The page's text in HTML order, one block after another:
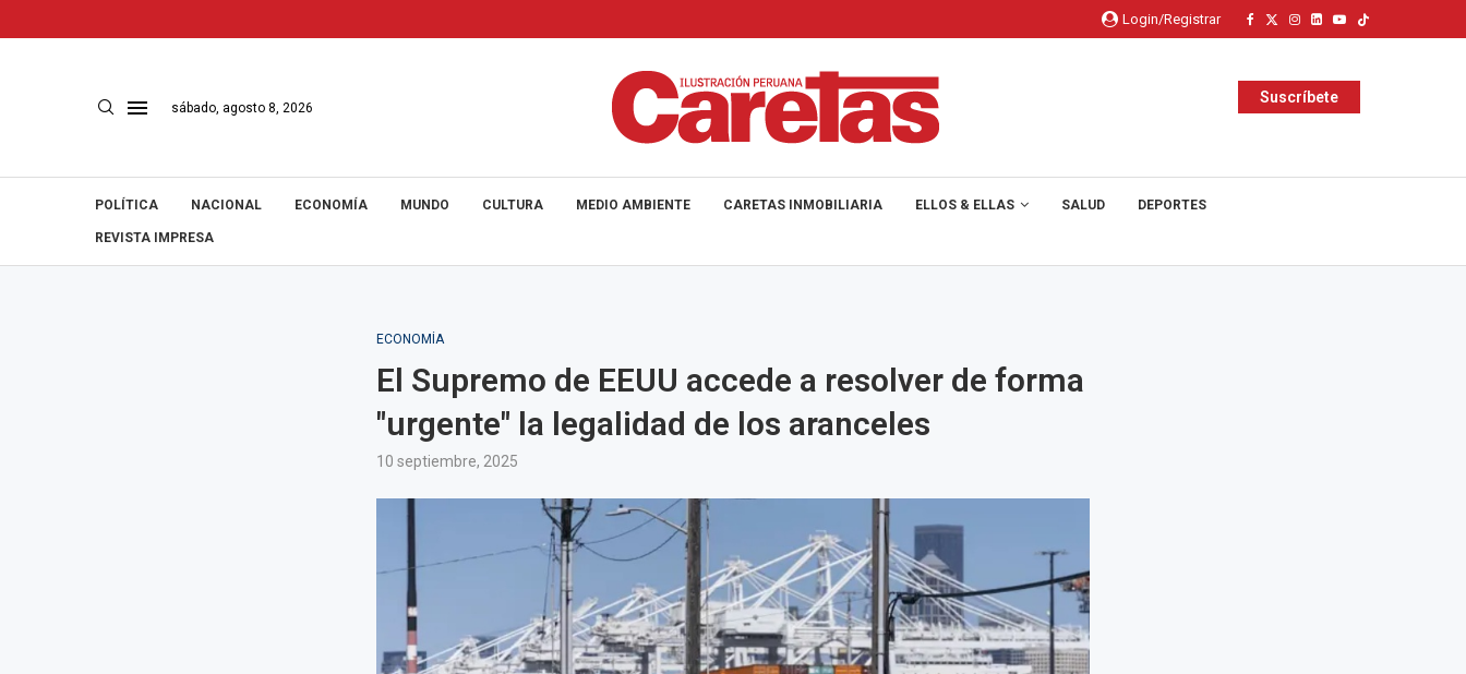
Login/Registrar
sábado, agosto 8, 2026
Suscríbete
POLÍTICA NACIONAL ECONOMÍA MUNDO CULTURA MEDIO AMBIENTE CARETAS INMOBILIARIA ELLOS & ELLAS SALUD DEPORTES
REVISTA IMPRESA
ECONOMÍA
El Supremo de EEUU accede a resolver de forma
"urgente" la legalidad de los aranceles
10 septiembre, 2025